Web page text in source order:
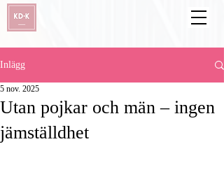
Inlägg
Utan pojkar och män – ingen
jämställdhet
5 nov. 2025